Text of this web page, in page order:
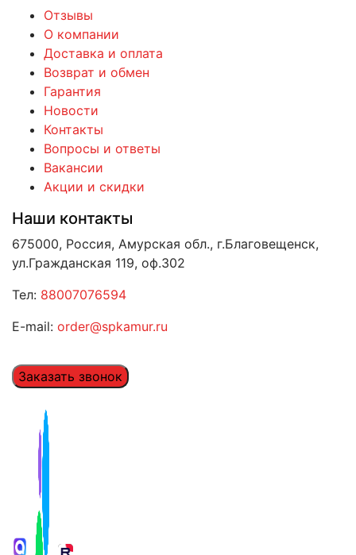
Отзывы
О компании
Доставка и оплата
Возврат и обмен
Гарантия
Новости
Контакты
Вопросы и ответы
Вакансии
Акции и скидки
Наши контакты
675000, Россия, Амурская обл., г.Благовещенск,
ул.Гражданская 119, оф.302
Тел: 88007076594
E-mail: order@spkamur.ru
Заказать звонок